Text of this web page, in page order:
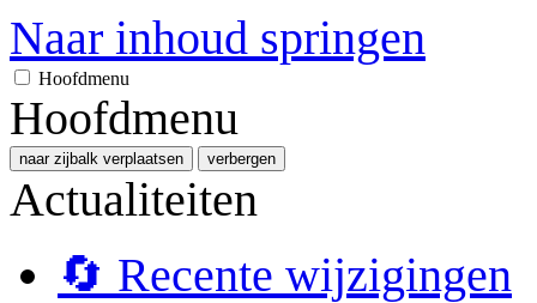
Naar inhoud springen
Hoofdmenu
Hoofdmenu
naar zijbalk verplaatsen verbergen
Actualiteiten
🔄 Recente wijzigingen